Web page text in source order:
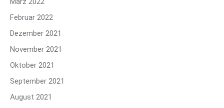
Februar 2022
Dezember 2021
November 2021
Oktober 2021
September 2021
August 2021